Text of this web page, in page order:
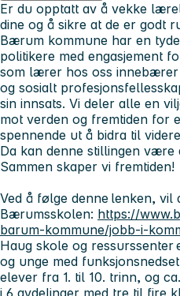
Er du opptatt av å vekke
dine og å sikre at de er godt
Bærum kommune har en
politikere med engasjement
som lærer hos oss
og sosialt
sin innsats. Vi deler alle en
mot verden og fremtiden for
spennende ut å bidra til
Da kan denne stillingen være
Sammen skaper vi fremtiden!
Ved å følge denne lenken,
Bærumsskolen: https://
barum-kommune/jobb-i-
Haug skole og ressurssenter
og unge med
elever fra 1. til 10. trinn, og